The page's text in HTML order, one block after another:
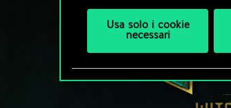
Usa solo i cookie
necessari